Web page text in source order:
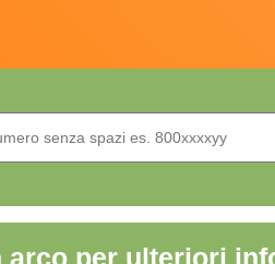
arco per ulteriori